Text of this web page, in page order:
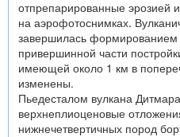
отпрепарированные
на аэрофотоснимках.
завершилась
привершинной части
имеющей около 1 км в
изменены.
Пьедесталом вулкана
верхнеплиоценовые
нижнечетвертичных пород